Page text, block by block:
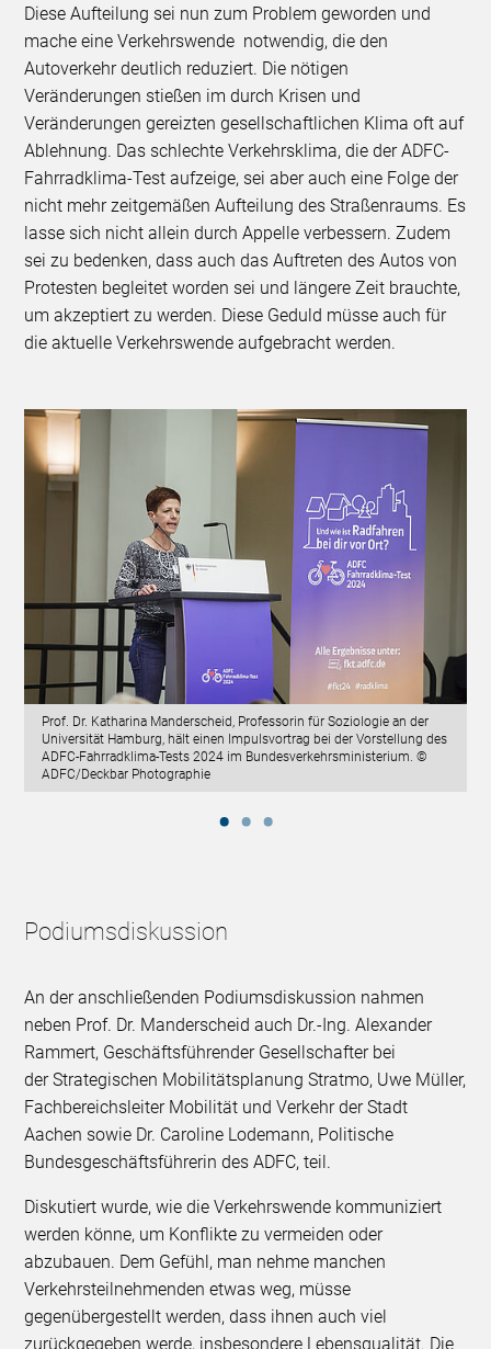
Diese Aufteilung sei nun zum Problem geworden und
mache eine Verkehrswende notwendig, die den
Autoverkehr deutlich reduziert. Die nötigen
Veränderungen stießen im durch Krisen und
Veränderungen gereizten gesellschaftlichen Klima oft auf
Ablehnung. Das schlechte Verkehrsklima, die der ADFC-
Fahrradklima-Test aufzeige, sei aber auch eine Folge der
nicht mehr zeitgemäßen Aufteilung des Straßenraums. Es
lasse sich nicht allein durch Appelle verbessern. Zudem
sei zu bedenken, dass auch das Auftreten des Autos von
Protesten begleitet worden sei und längere Zeit brauchte,
um akzeptiert zu werden. Diese Geduld müsse auch für
die aktuelle Verkehrswende aufgebracht werden.
Prof. Dr. Katharina Manderscheid, Professorin für Soziologie an der
Universität Hamburg, hält einen Impulsvortrag bei der Vorstellung des
ADFC-Fahrradklima-Tests 2024 im Bundesverkehrsministerium. ©
ADFC/Deckbar Photographie
Podiumsdiskussion
An der anschließenden Podiumsdiskussion nahmen
neben Prof. Dr. Manderscheid auch Dr.-Ing. Alexander
Rammert, Geschäftsführender Gesellschafter bei
der Strategischen Mobilitätsplanung Stratmo, Uwe Müller,
Fachbereichsleiter Mobilität und Verkehr der Stadt
Aachen sowie Dr. Caroline Lodemann, Politische
Bundesgeschäftsführerin des ADFC, teil.
Diskutiert wurde, wie die Verkehrswende kommuniziert
werden könne, um Konflikte zu vermeiden oder
abzubauen. Dem Gefühl, man nehme manchen
Verkehrsteilnehmenden etwas weg, müsse
gegenübergestellt werden, dass ihnen auch viel
zurückgegeben werde, insbesondere Lebensqualität. Die